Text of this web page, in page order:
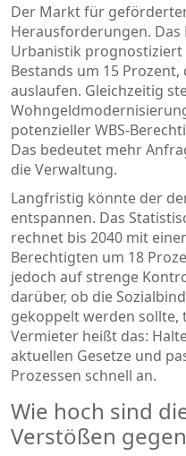
Der Markt für
Herausforderungen.
Urbanistik prognostiziert
Bestands um 15
auslaufen. Gleichzeitig
potenzieller WBS-
Das bedeutet mehr
die Verwaltung.
Langfristig könnte der
entspannen. Das
rechnet bis 2040 mit
Berechtigten um 18
jedoch auf strenge
darüber, ob die
gekoppelt werden sollte,
Vermieter heißt das:
aktuellen Gesetze und
Prozessen schnell an.
Wie hoch sind
Verstößen